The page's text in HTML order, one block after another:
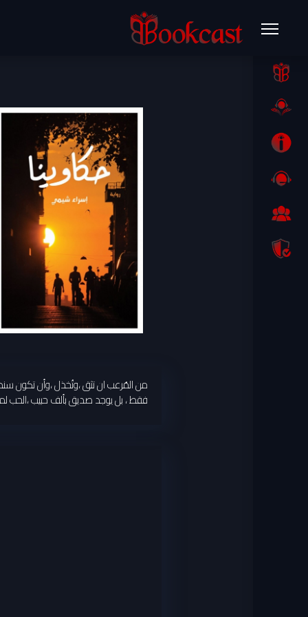
من المُرعب ان تثق ،وتُخذل ،وأن تكون
فقط ، بل يوجد صديق بألف حبيب ،الحب